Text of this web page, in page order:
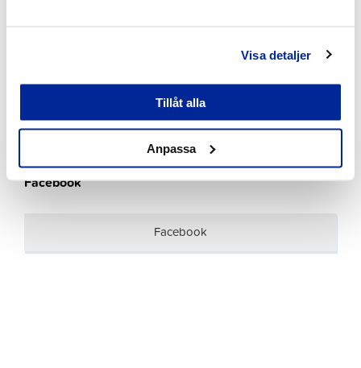
Visa detaljer
Tillåt alla
Anpassa
Du hittar oss i Campus Allegro på andra våningen i Aktians
gamla lokaler.
Facebook
Facebook